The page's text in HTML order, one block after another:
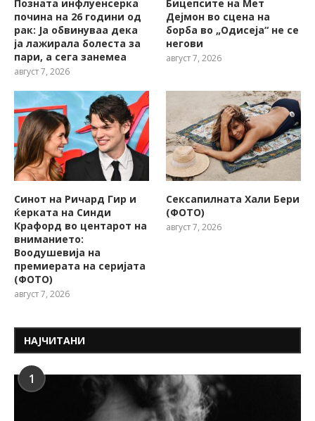
Позната инфлуенсерка
почина на 26 години од
рак: Ја обвинуваа дека
ја лажирала болеста за
пари, а сега занемеа
август 7, 2026
Бицепсите на Мет
Дејмон во сцена на
борба во „Одисеја“ не се
негови
август 7, 2026
Синот на Ричард Гир и
ќерката на Синди
Крафорд во центарот на
вниманието:
Воодушевија на
премиерата на серијата
(ФОТО)
август 7, 2026
Сексапилната Хали Бери
(ФОТО)
август 7, 2026
НАЈЧИТАНИ
1